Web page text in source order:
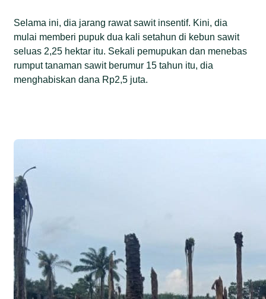
Selama ini, dia jarang rawat sawit insentif. Kini, dia
mulai memberi pupuk dua kali setahun di kebun sawit
seluas 2,25 hektar itu. Sekali pemupukan dan menebas
rumput tanaman sawit berumur 15 tahun itu, dia
menghabiskan dana Rp2,5 juta.